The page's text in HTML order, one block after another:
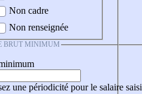
Non cadre
Non renseignée
BRUT MINIMUM
une périodicité pour le salaire saisi